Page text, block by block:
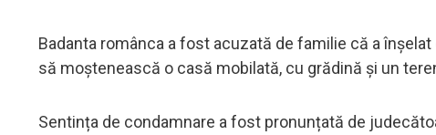
Badanta românca a fost acuzată de familie că a
să moștenească o casă mobilată, cu grădină și un
Sentința de condamnare a fost pronunțată de